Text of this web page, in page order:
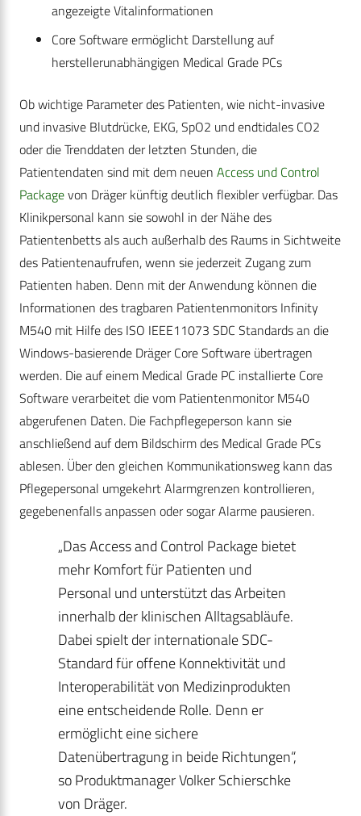
angezeigte Vitalinformationen
Core Software ermöglicht Darstellung auf
herstellerunabhängigen Medical Grade PCs
Ob wichtige Parameter des Patienten, wie nicht-invasive
und invasive Blutdrücke, EKG, SpO2 und endtidales CO2
oder die Trenddaten der letzten Stunden, die
Patientendaten sind mit dem neuen Access und Control
Packagevon Dräger künftig deutlich flexibler verfügbar. Das
Klinikpersonal kann sie sowohl in der Nähe des
Patientenbetts als auch außerhalb des Raums in Sichtweite
des Patientenaufrufen, wenn sie jederzeit Zugang zum
Patienten haben. Denn mit der Anwendung können die
Informationen des tragbaren Patientenmonitors Infinity
M540 mit Hilfe des ISO IEEE11073 SDC Standards an die
Windows-basierende Dräger Core Software übertragen
werden. Die auf einem Medical Grade PC installierte Core
Software verarbeitet die vom Patientenmonitor M540
abgerufenen Daten. Die Fachpflegeperson kann sie
anschließend auf dem Bildschirm des Medical Grade PCs
ablesen. Über den gleichen Kommunikationsweg kann das
Pflegepersonal umgekehrt Alarmgrenzen kontrollieren,
gegebenenfalls anpassen oder sogar Alarme pausieren.
„Das Access and Control Package bietet
mehr Komfort für Patienten und
Personal und unterstützt das Arbeiten
innerhalb der klinischen Alltagsabläufe.
Dabei spielt der internationale SDC-
Standard für offene Konnektivität und
Interoperabilität von Medizinprodukten
eine entscheidende Rolle. Denn er
ermöglicht eine sichere
Datenübertragung in beide Richtungen“,
so Produktmanager Volker Schierschke
von Dräger.